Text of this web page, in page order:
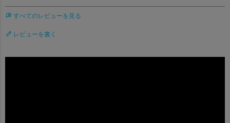
すべてのレビューを見る
レビューを書く